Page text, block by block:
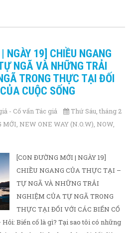
NGÀY 19] CHIỀU NGANG
NGÃ VÀ NHỮNG TRẢI
TRONG THỰC TẠI ĐỐI
CUỘC SỐNG
- Cố vấn Tác giả
Thứ Sáu, tháng 2
MỚI, NEW ONE WAY (N.O.W), NOW,
[CON ĐƯỜNG MỚI | NGÀY 19]
CHIỀU NGANG CỦA THỰC TẠI –
TỰ NGÃ VÀ NHỮNG TRẢI
NGHIỆM CỦA TỰ NGÃ TRONG
THỰC TẠI ĐỐI VỚI CÁC BIẾN CỐ
Hỏi: Biến cố là gì? Tại sao tôi có những